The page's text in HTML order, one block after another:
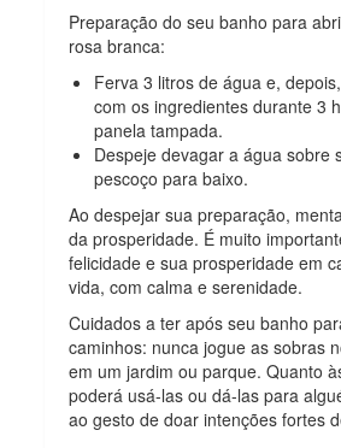
Preparação do seu banho para
rosa branca:
Ferva 3 litros de água e,
com os ingredientes durante 3
panela tampada.
Despeje devagar a água sobre
pescoço para baixo.
Ao despejar sua preparação,
da prosperidade. É muito
felicidade e sua prosperidade em
vida, com calma e serenidade.
Cuidados a ter após seu banho
caminhos: nunca jogue as sobras
em um jardim ou parque. Quanto
poderá usá-las ou dá-las para
ao gesto de doar intenções fortes